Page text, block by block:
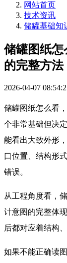
网站首页
技术资讯
储罐基础知
储罐图纸
的完整方法
2026-04-07
储罐图纸怎么看
个非常基础但决
能看出大致外形
口位置、结构形
错误。
从工程角度看，
计意图的完整体
后都对应着结构
如果不能正确读